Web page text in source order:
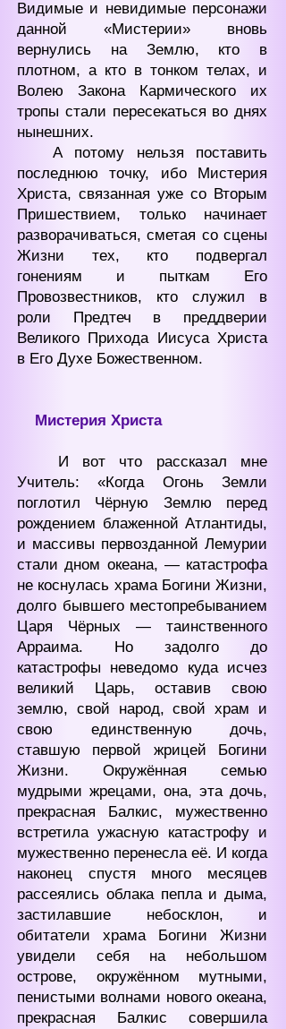
Видимые и невидимые персонажи
данной «Мистерии» вновь
вернулись на Землю, кто в
плотном, а кто в тонком телах, и
Волею Закона Кармического их
тропы стали пересекаться во днях
нынешних.
А потому нельзя поставить
последнюю точку, ибо Мистерия
Христа, связанная уже со Вторым
Пришествием, только начинает
разворачиваться, сметая со сцены
Жизни тех, кто подвергал
гонениям и пыткам Его
Провозвестников, кто служил в
роли Предтеч в преддверии
Великого Прихода Иисуса Христа
в Его Духе Божественном.
Мистерия Христа
И вот что рассказал мне
Учитель: «Когда Огонь Земли
поглотил Чёрную Землю перед
рождением блаженной Атлантиды,
и массивы первозданной Лемурии
стали дном океана, — катастрофа
не коснулась храма Богини Жизни,
долго бывшего местопребыванием
Царя Чёрных — таинственного
Арраима. Но задолго до
катастрофы неведомо куда исчез
великий Царь, оставив свою
землю, свой народ, свой храм и
свою единственную дочь,
ставшую первой жрицей Богини
Жизни. Окружённая семью
мудрыми жрецами, она, эта дочь,
прекрасная Балкис, мужественно
встретила ужасную катастрофу и
мужественно перенесла её. И когда
наконец спустя много месяцев
рассеялись облака пепла и дыма,
застилавшие небосклон, и
обитатели храма Богини Жизни
увидели себя на небольшом
острове, окружённом мутными,
пенистыми волнами нового океана,
прекрасная Балкис совершила